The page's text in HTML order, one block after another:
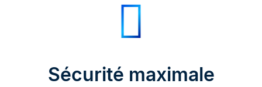
Sécurité maximale